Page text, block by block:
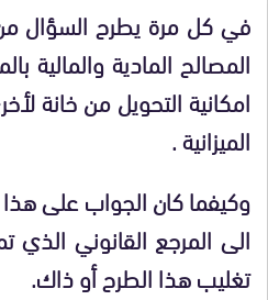
في كل مرة يطرح السؤال
المصالح المادية والمالية
امكانية التحويل من خانة
الميزانية .
وكيفما كان الجواب على
الى المرجع القانوني الذي
تغليب هذا الطرح أو ذاك.